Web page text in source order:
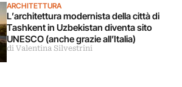
ARCHITETTURA
L’architettura modernista della città di
Tashkent in Uzbekistan diventa sito
UNESCO (anche grazie all’Italia)
di Valentina Silvestrini